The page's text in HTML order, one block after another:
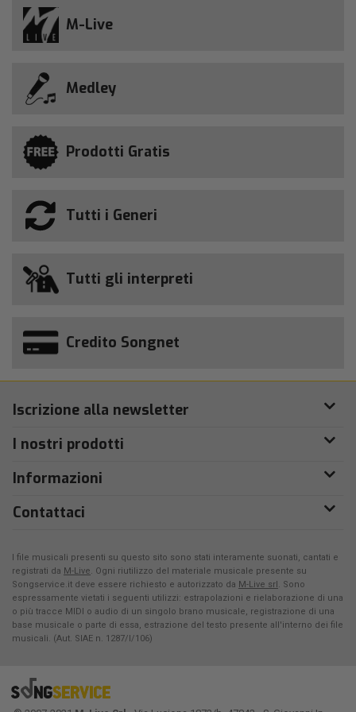
M-Live
Medley
Prodotti Gratis
Tutti i Generi
Tutti gli interpreti
Credito Songnet
Iscrizione alla newsletter
I nostri prodotti
Informazioni
Contattaci
I file musicali presenti su questo sito sono stati interamente suonati, cantati e
registrati da M-Live. Ogni riutilizzo del materiale musicale presente su
Songservice.it deve essere richiesto e autorizzato da M-Live srl. Sono
espressamente vietati i seguenti utilizzi: estrapolazioni e rielaborazione di una
o più tracce MIDI o audio di un singolo brano musicale, registrazione di una
base musicale o parte di essa, estrazione del testo presente all'interno dei file
musicali. (Aut. SIAE n. 1287/I/106)